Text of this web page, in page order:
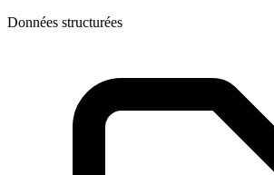
Données structurées